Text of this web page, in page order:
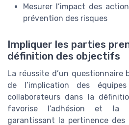
Mesurer l’impact des
prévention des risques
Impliquer les parties
définition des objectifs
La réussite d’un questionnaire
de l’implication des
collaborateurs dans la
favorise l’adhésion et la
garantissant la pertinence des